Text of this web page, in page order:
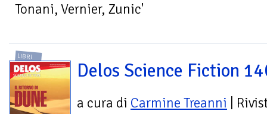
Tonani, Vernier, Zunic'
LIBRI
Delos Science Fiction
a cura di Carmine Treanni |